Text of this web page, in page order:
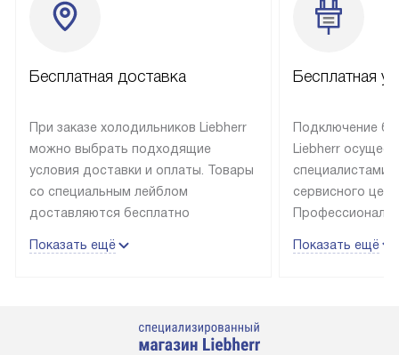
Бесплатная доставка
При заказе холодильников Liebherr
можно выбрать подходящие
условия доставки и оплаты. Товары
со специальным лейблом
доставляются бесплатно
до подъезда, выезд за МКАД
в течение трех дней. Доставка
Показать ещё
Бесплатная
Подключение
Liebherr
специалистами
сервисного
эксплуатации
Показать ещё